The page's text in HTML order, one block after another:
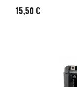
15,50 €